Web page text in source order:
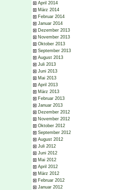
April 2014
März 2014
Februar 2014
Januar 2014
Dezember 2013
November 2013
Oktober 2013
September 2013
August 2013
Juli 2013
Juni 2013
Mai 2013
April 2013
März 2013
Februar 2013
Januar 2013
Dezember 2012
November 2012
Oktober 2012
September 2012
August 2012
Juli 2012
Juni 2012
Mai 2012
April 2012
März 2012
Februar 2012
Januar 2012